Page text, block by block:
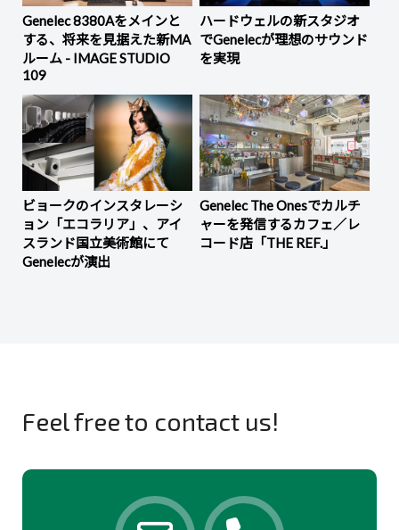
Genelec 8380Aをメインと
する、将来を見据えた新MA
ルーム - IMAGE STUDIO
109
ハードウェルの新スタジオ
でGenelecが理想のサウンド
を実現
ビョークのインスタレーシ
ョン「エコラリア」、アイ
スランド国立美術館にて
Genelecが演出
Genelec The Onesでカルチ
ャーを発信するカフェ／レ
コード店「THE REF.」
Feel free to contact us!